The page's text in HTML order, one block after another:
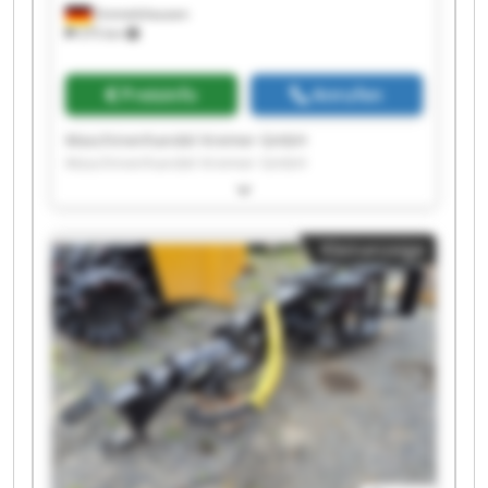
Emmelshausen
375 km
Preisinfo Anrufen
Maschinenhandel Kremer GmbH
Maschinenhandel Kremer GmbH
Maschinenhandel Kremer GmbH
Maschinenhandel Kremer GmbH
Maschinenhandel Kremer GmbH
Maschinenhandel Kremer GmbH
Maschinenhandel Kremer GmbH
Maschinenhandel Kremer GmbH
Maschinenhandel Kremer GmbH
Maschinenhandel Kremer GmbH
Maschinenhandel Kremer GmbH
Maschinenhandel Kremer GmbH
Maschinenhandel Kremer GmbH
Kleinanzeige